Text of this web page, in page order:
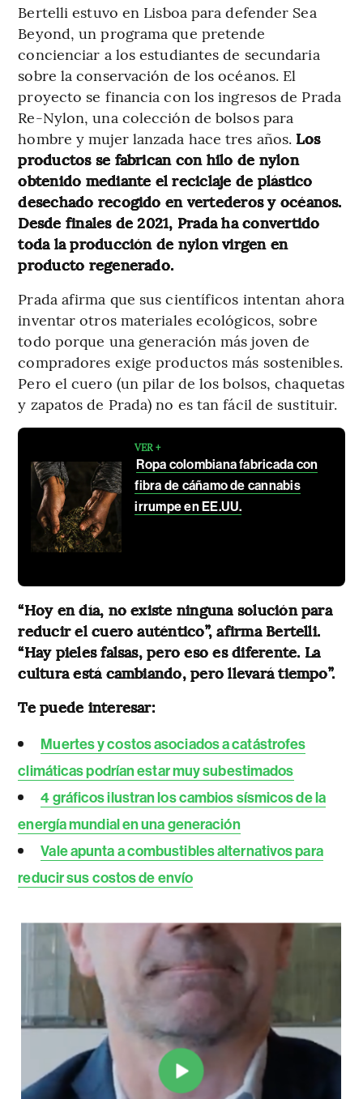
Bertelli estuvo en Lisboa para defender Sea
Beyond, un programa que pretende
concienciar a los estudiantes de secundaria
sobre la conservación de los océanos. El
proyecto se financia con los ingresos de Prada
Re-Nylon, una colección de bolsos para
hombre y mujer lanzada hace tres años. Los
productos se fabrican con hilo de nylon
obtenido mediante el reciclaje de plástico
desechado recogido en vertederos y océanos.
Desde finales de 2021, Prada ha convertido
toda la producción de nylon virgen en
producto regenerado.
Prada afirma que sus científicos intentan ahora
inventar otros materiales ecológicos, sobre
todo porque una generación más joven de
compradores exige productos más sostenibles.
Pero el cuero (un pilar de los bolsos, chaquetas
y zapatos de Prada) no es tan fácil de sustituir.
VER +
Ropa colombiana fabricada con
fibra de cáñamo de cannabis
irrumpe en EE.UU.
“Hoy en día, no existe ninguna solución para
reducir el cuero auténtico”, afirma Bertelli.
“Hay pieles falsas, pero eso es diferente. La
cultura está cambiando, pero llevará tiempo”.
Te puede interesar:
Muertes y costos asociados a catástrofes
climáticas podrían estar muy subestimados
4 gráficos ilustran los cambios sísmicos de la
energía mundial en una generación
Vale apunta a combustibles alternativos para
reducir sus costos de envío